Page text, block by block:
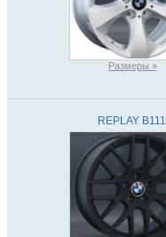
Размеры »
REPLAY B111